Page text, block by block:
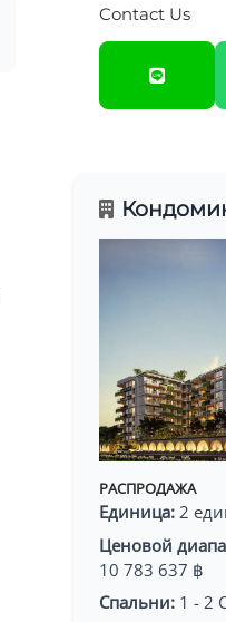
Contact Us
РАСПРОДАЖА
Единица:2
Ценовой
10 783 637 ฿
Спальни:1 - 2